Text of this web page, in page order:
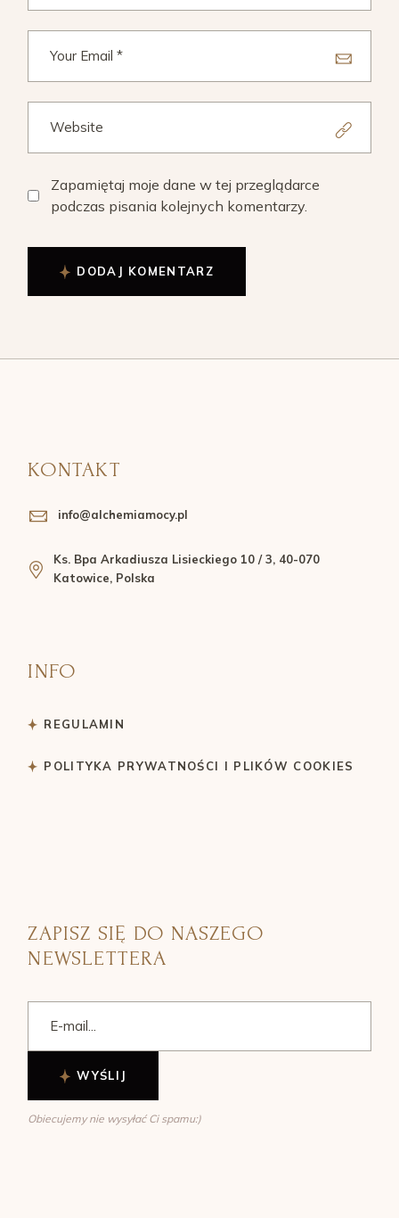
Zapamiętaj moje dane w tej przeglądarce
podczas pisania kolejnych komentarzy.
DODAJ KOMENTARZ
KONTAKT
info@alchemiamocy.pl
Ks. Bpa Arkadiusza Lisieckiego 10 / 3, 40-070
Katowice, Polska
INFO
REGULAMIN
POLITYKA PRYWATNOŚCI I PLIKÓW COOKIES
ZAPISZ SIĘ DO NASZEGO
NEWSLETTERA
WYŚLIJ
Obiecujemy nie wysyłać Ci spamu:)